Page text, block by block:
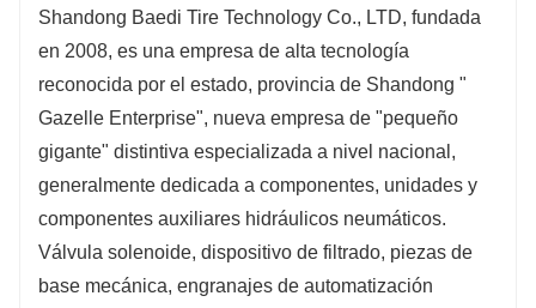
Shandong Baedi Tire Technology Co., LTD, fundada
en 2008, es una empresa de alta tecnología
reconocida por el estado, provincia de Shandong "
Gazelle Enterprise", nueva empresa de "pequeño
gigante" distintiva especializada a nivel nacional,
generalmente dedicada a componentes, unidades y
componentes auxiliares hidráulicos neumáticos.
Válvula solenoide, dispositivo de filtrado, piezas de
base mecánica, engranajes de automatización